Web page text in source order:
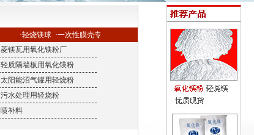
·轻烧镁球 ·一次性膜壳专用氧化镁
菱镁瓦用氧化镁粉厂
轻质隔墙板用氧化镁粉
太阳能沼气罐用轻烧粉
污水处理用轻烧粉
喷补料